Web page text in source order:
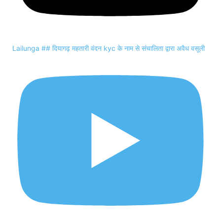
Lailunga ## दियागढ़ महतारी वंदन kyc के नाम से संचालिता द्वारा अवैध वसूली